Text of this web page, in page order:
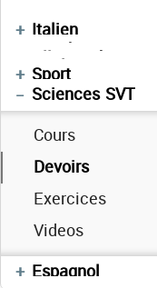
Français
Italien
Devoirs
فلسفة
Devoirs
Allemand
Manuels Scolaires
Informatique
Mathématiques
Physique
Anglais
Devoirs
Sport
Enchainement
العربية
Devoirs
Vidéos
Sciences SVT
Cours
Devoirs
Exercices
Videos
Espagnol
Cours